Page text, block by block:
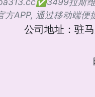
方APP, 通过移动端
公司地址：驻